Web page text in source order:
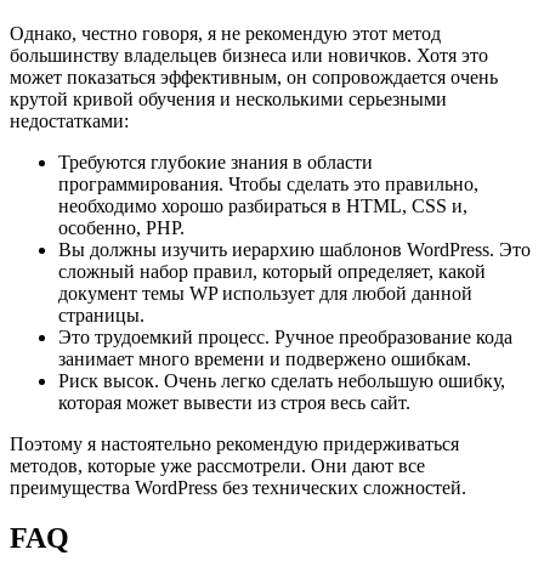
Однако, честно говоря, я не рекомендую этот метод
большинству владельцев бизнеса или новичков. Хотя это
может показаться эффективным, он сопровождается очень
крутой кривой обучения и несколькими серьезными
недостатками:
Требуются глубокие знания в области
программирования. Чтобы сделать это правильно,
необходимо хорошо разбираться в HTML, CSS и,
особенно, PHP.
Вы должны изучить иерархию шаблонов WordPress. Это
сложный набор правил, который определяет, какой
документ темы WP использует для любой данной
страницы.
Это трудоемкий процесс. Ручное преобразование кода
занимает много времени и подвержено ошибкам.
Риск высок. Очень легко сделать небольшую ошибку,
которая может вывести из строя весь сайт.
Поэтому я настоятельно рекомендую придерживаться
методов, которые уже рассмотрели. Они дают все
преимущества WordPress без технических сложностей.
FAQ